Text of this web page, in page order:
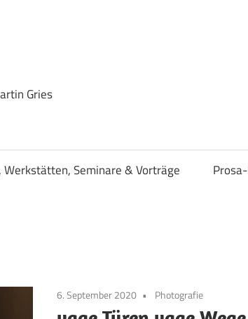
Gries
Werkstätten, Seminare & Vorträge
6. September 2020 Photografie